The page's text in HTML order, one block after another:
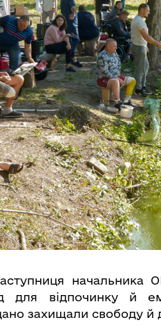
начальника
для відпочинку й
захищали свободу й